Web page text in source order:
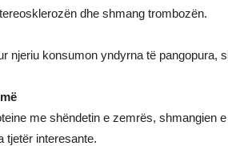
dhe shmang trombozën.
njeriu konsumon yndyrna të pangopura,
me shëndetin e zemrës, shmangien
tjetër interesante.